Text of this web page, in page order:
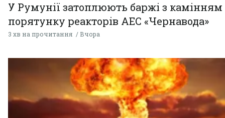
У Румунії затоплюють баржі з
порятунку реакторів АЕС «Чернавода»
3 хв на прочитання Вчора